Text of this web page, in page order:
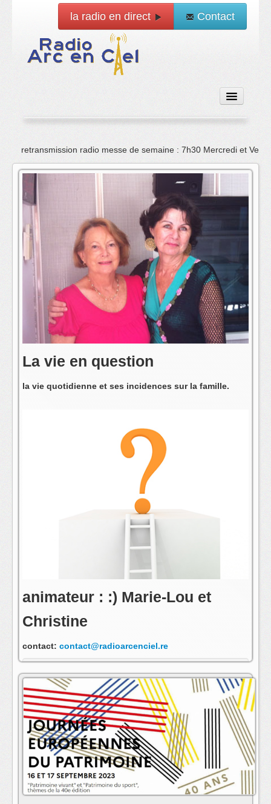
la radio en direct Contact
Accueil
Emissions
News
Vidéo
La radio
L'équipe
retransmission radio messe de semaine : 7h30 Mercredi et
La vie en question
la vie quotidienne et ses incidences sur la famille.
animateur : :) Marie-Lou et
Christine
contact: contact@radioarcenciel.re
s'abonner au fil rss de cette emission: